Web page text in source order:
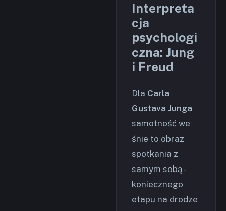
Interpreta
cja
psychologi
czna: Jung
i Freud
Dla Carla
Gustava Junga
samotność we
śnie to obraz
spotkania z
samym sobą -
koniecznego
etapu na drodze